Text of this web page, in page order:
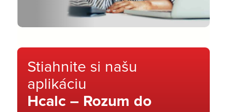
Stiahnite si našu
aplikáciu
Hcalc – Rozum do